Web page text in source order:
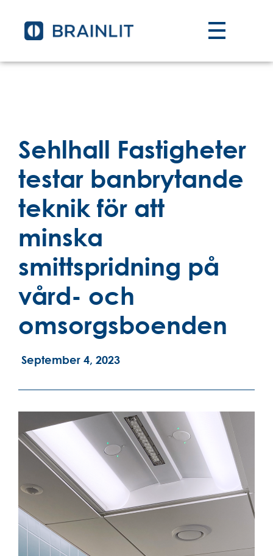
Sehlhall Fastigheter
testar banbrytande
teknik för att
minska
smittspridning på
vård- och
omsorgsboenden
September 4, 2023